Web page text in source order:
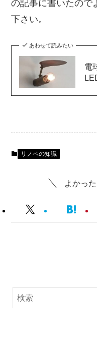
の記事に書いたので
下さい。
あわせて読みたい
電
リノベの知識
よかっ